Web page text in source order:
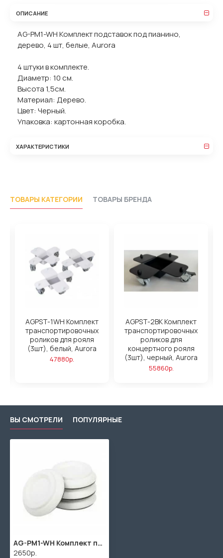
ОПИСАНИЕ
AG-PM1-WH Комплект подставок под пианино,
дерево, 4 шт, белые, Aurora
4 штуки в комплекте.
Диаметр: 10 cм.
Высота 1,5см.
Материал: Дерево.
Цвет: Черный.
Упаковка: картонная коробка.
ХАРАКТЕРИСТИКИ
ТОВАРЫ КАТЕГОРИИ ТОВАРЫ БРЕНДА
AGPST-1WH Комплект
транспортировочных
роликов для рояля
(3шт), белый, Aurora
47880р.
AGPST-2BK Комплект
транспортировочных
роликов для
концертного рояля
(3шт), черный, Aurora
55860р.
ВЫ СМОТРЕЛИ ПОПУЛЯРНЫЕ
AG-PM1-WH Комплект подставок под пианино, дерево, 4 шт, белые, Aurora
2650р.